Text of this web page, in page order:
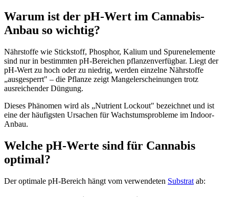
Warum ist der pH-Wert im Cannabis-
Anbau so wichtig?
Nährstoffe wie Stickstoff, Phosphor, Kalium und Spurenelemente
sind nur in bestimmten pH-Bereichen pflanzenverfügbar. Liegt der
pH-Wert zu hoch oder zu niedrig, werden einzelne Nährstoffe
„ausgesperrt" – die Pflanze zeigt Mangelerscheinungen trotz
ausreichender Düngung.
Dieses Phänomen wird als „Nutrient Lockout" bezeichnet und ist
eine der häufigsten Ursachen für Wachstumsprobleme im Indoor-
Anbau.
Welche pH-Werte sind für Cannabis
optimal?
Der optimale pH-Bereich hängt vom verwendeten Substrat ab: